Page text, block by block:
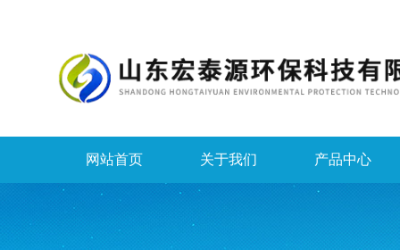
网站首页 关于我们 产品中心